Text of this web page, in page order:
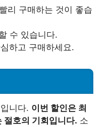
리 구매하는 것이 좋습
수 있습니다.
하고 구매하세요.
니다. 이번 할인은 최
절호의 기회입니다. 소